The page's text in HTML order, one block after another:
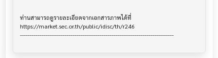
ท่านสามารถดูรายละเอียดจากเอกสารภาพได้ที่
https://market.sec.or.th/public/idisc/th/r246
-------------------------------------------------------------------------------